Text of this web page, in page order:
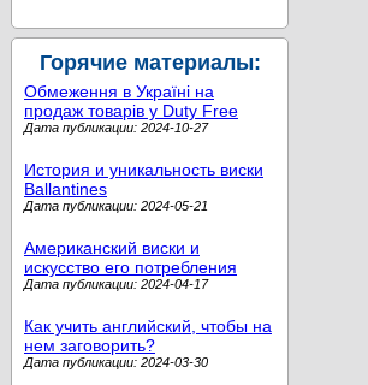
Горячие материалы:
Обмеження в Україні на
продаж товарів у Duty Free
Дата публикации: 2024-10-27
История и уникальность виски
Ballantines
Дата публикации: 2024-05-21
Американский виски и
искусство его потребления
Дата публикации: 2024-04-17
Как учить английский, чтобы на
нем заговорить?
Дата публикации: 2024-03-30